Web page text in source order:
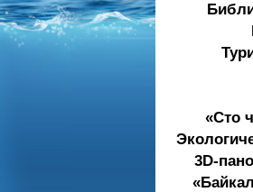
«Сто
3D-